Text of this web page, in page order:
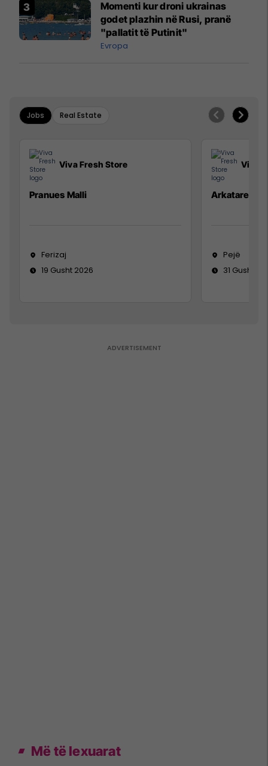
Momenti kur droni ukrainas
godet plazhin në Rusi, pranë
"pallatit të Putinit"
Evropa
Jobs Real Estate
Viva Fresh Store
Pranues Malli
Ferizaj
19 Gusht 2026
Viva
Arkatare
Pejë
31 Gusht
Më të lexuarat